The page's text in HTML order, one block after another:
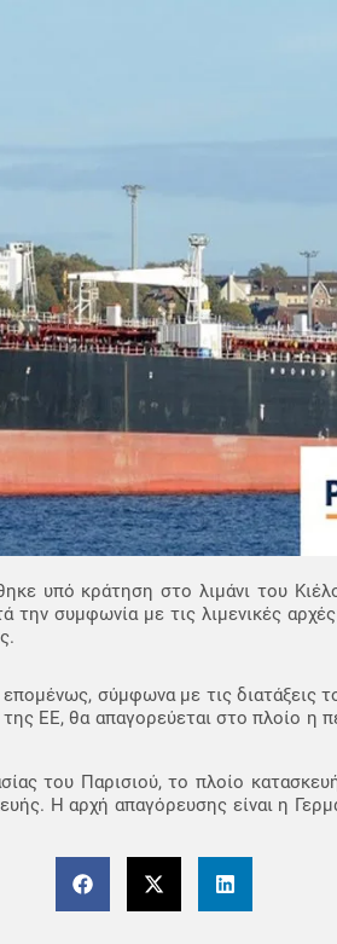
υπό κράτηση στο λιμάνι του
συμφωνία με τις λιμενικές
σύμφωνα με τις διατάξεις
ΕΕ, θα απαγορεύεται στο πλοίο η
του Παρισιού, το πλοίο
Η αρχή απαγόρευσης είναι η